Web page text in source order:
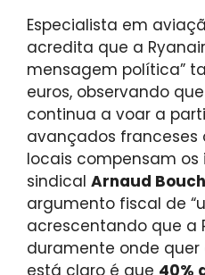
Especialista em
acredita que a
mensagem política”
euros, observando
continua a voar a
avançados franceses
locais compensam os
sindical Arnaud
argumento fiscal de
acrescentando que a
duramente onde quer
está claro é que 40%